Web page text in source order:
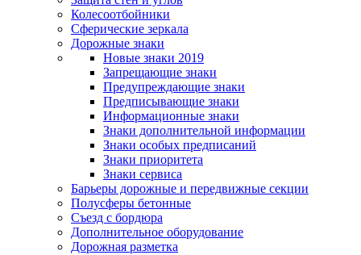
Колесоотбойники
Сферические зеркала
Дорожные знаки
Новые знаки 2019
Запрещающие знаки
Предупреждающие знаки
Предписывающие знаки
Информационные знаки
Знаки дополнительной информации
Знаки особых предписаний
Знаки приоритета
Знаки сервиса
Барьеры дорожные и передвижные секции
Полусферы бетонные
Съезд с бордюра
Дополнительное оборудование
Дорожная разметка